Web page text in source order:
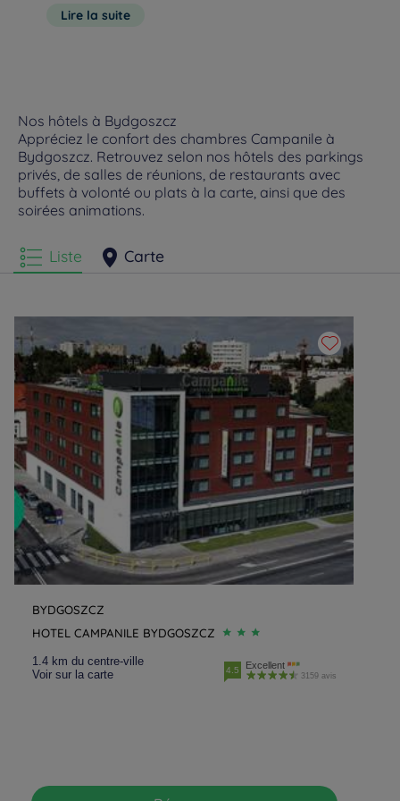
un menu concocté par nos chefs. Entrée, plat et dessert, faites
votre choix sur notre carte et découvrez des saveurs locales
bus. Depuis la rivière, vous pourrez observer l’Île Mlynska et
Lire la suite
Nos hôtels à Bydgoszcz
Appréciez le confort des chambres Campanile à
Bydgoszcz. Retrouvez selon nos hôtels des parkings
privés, de salles de réunions, de restaurants avec
buffets à volonté ou plats à la carte, ainsi que des
soirées animations.
Liste Carte
BYDGOSZCZ
HOTEL CAMPANILE BYDGOSZCZ
1.4 km du centre-ville
Voir sur la carte
4.5 Excellent
3159 avis